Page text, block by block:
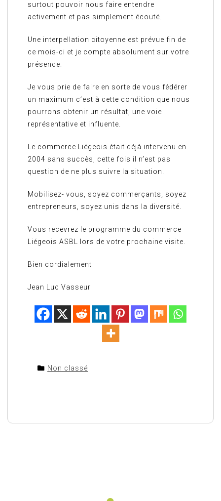
surtout pouvoir nous faire entendre
activement et pas simplement écouté.
Une interpellation citoyenne est prévue fin de
ce mois-ci et je compte absolument sur votre
présence.
Je vous prie de faire en sorte de vous fédérer
un maximum c’est à cette condition que nous
pourrons obtenir un résultat, une voie
représentative et influente.
Le commerce Liégeois était déjà intervenu en
2004 sans succès, cette fois il n’est pas
question de ne plus suivre la situation.
Mobilisez- vous, soyez commerçants, soyez
entrepreneurs, soyez unis dans la diversité.
Vous recevrez le programme du commerce
Liégeois ASBL lors de votre prochaine visite.
Bien cordialement
Jean Luc Vasseur
Non classé